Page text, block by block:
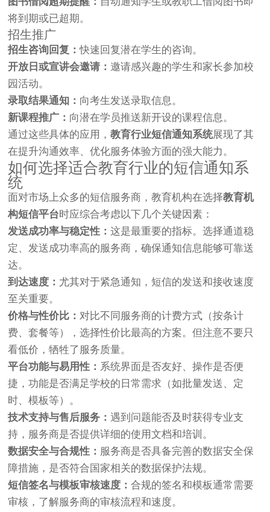
将到期或已超期。
招生推广
招生咨询回复：快速回复潜在学生的咨询。
开放日或宣讲会邀请：邀请感兴趣的学生和家长参加校
园活动。
录取结果通知： 向考生发送录取信息。
新课程推广： 向潜在学员推送新开设的课程信息。
通过这些具体的应用，教育行业短信通知系统展现了其
在提升沟通效率、优化服务体验方面的强大能力。
如何选择适合教育行业的短信通知系
统
面对市场上众多的短信服务商，教育机构在选择教育机
构短信平台时应综合考虑以下几个关键因素：
发送成功率与稳定性：这是最重要的指标。选择通道稳
定、发送成功率高的服务商，确保通知信息能够可靠送
达。
到达速度： 尤其对于紧急通知，短信的发送和接收速度
至关重要。
价格与性价比：对比不同服务商的计费方式（按条计
费、套餐等），选择性价比最高的方案。但注意不要只
看低价，牺牲了服务质量。
平台功能与易用性： 系统界面是否友好、操作是否便
捷，功能是否满足学校的日常需求（如批量发送、定
时、模板等）。
技术支持与售后服务：遇到问题能否及时获得专业支
持，服务商是否提供详细的使用文档和培训。
数据安全与合规性： 服务商是否具备完善的数据安全保
障措施，是否符合国家相关的数据保护法规。
短信签名与模板审核速度：合规的签名和模板通常需要
审核，了解服务商的审核流程和速度。